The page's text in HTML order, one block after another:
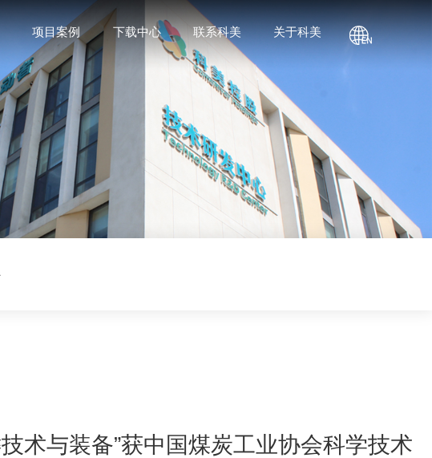
项目案例 下载中心 联系科美 关于科美
术与装备”获中国煤炭工业协会科学技术